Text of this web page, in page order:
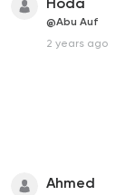
@Abu Auf
2 years ago
Ahmed